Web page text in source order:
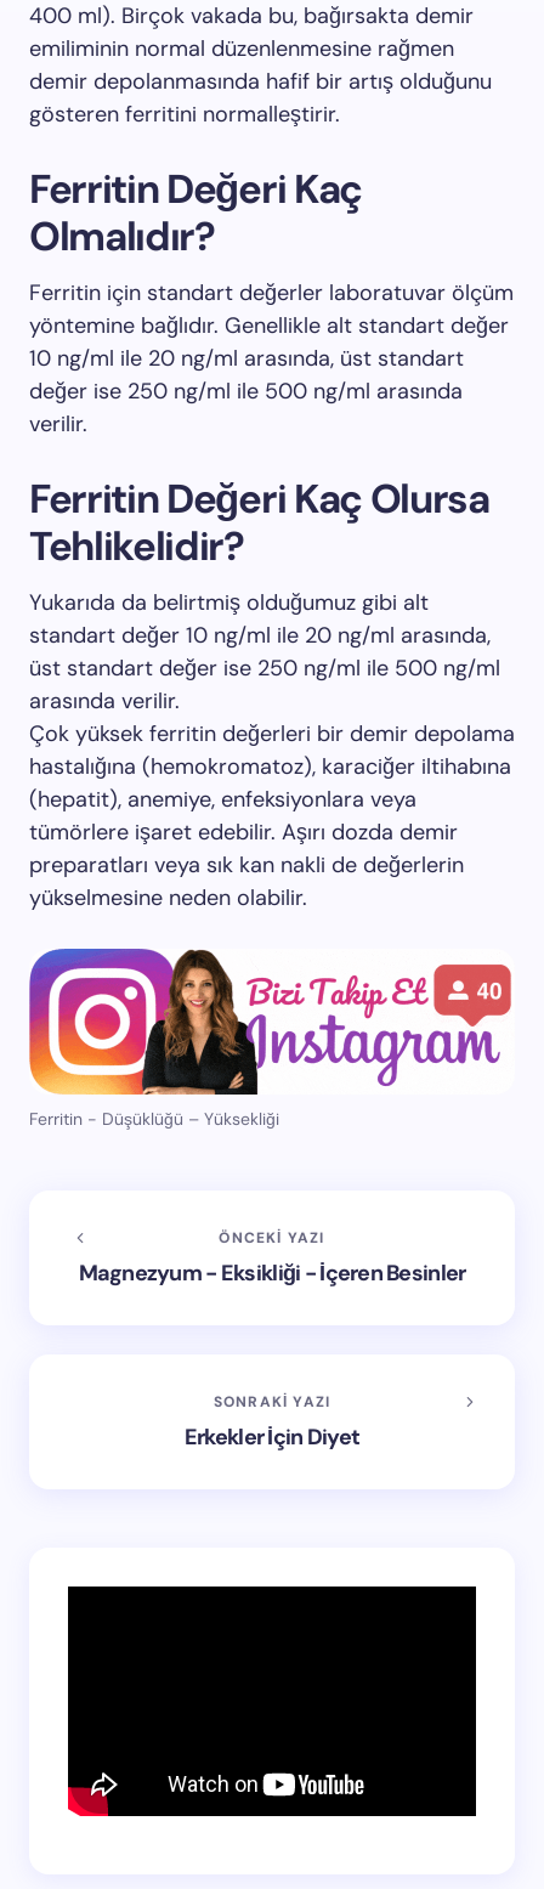
400 ml). Birçok vakada bu, bağırsakta demir
emiliminin normal düzenlenmesine rağmen
demir depolanmasında hafif bir artış olduğunu
gösteren ferritini normalleştirir.
Ferritin Değeri Kaç
Olmalıdır?
Ferritin için standart değerler laboratuvar ölçüm
yöntemine bağlıdır. Genellikle alt standart değer
10 ng/ml ile 20 ng/ml arasında, üst standart
değer ise 250 ng/ml ile 500 ng/ml arasında
verilir.
Ferritin Değeri Kaç Olursa
Tehlikelidir?
Yukarıda da belirtmiş olduğumuz gibi alt
standart değer 10 ng/ml ile 20 ng/ml arasında,
üst standart değer ise 250 ng/ml ile 500 ng/ml
arasında verilir.
Çok yüksek ferritin değerleri bir demir depolama
hastalığına (hemokromatoz), karaciğer iltihabına
(hepatit), anemiye, enfeksiyonlara veya
tümörlere işaret edebilir. Aşırı dozda demir
preparatları veya sık kan nakli de değerlerin
yükselmesine neden olabilir.
Ferritin - Düşüklüğü – Yüksekliği
ÖNCEKI YAZI
Magnezyum - Eksikliği - İçeren Besinler
SONRAKI YAZI
Erkekler İçin Diyet